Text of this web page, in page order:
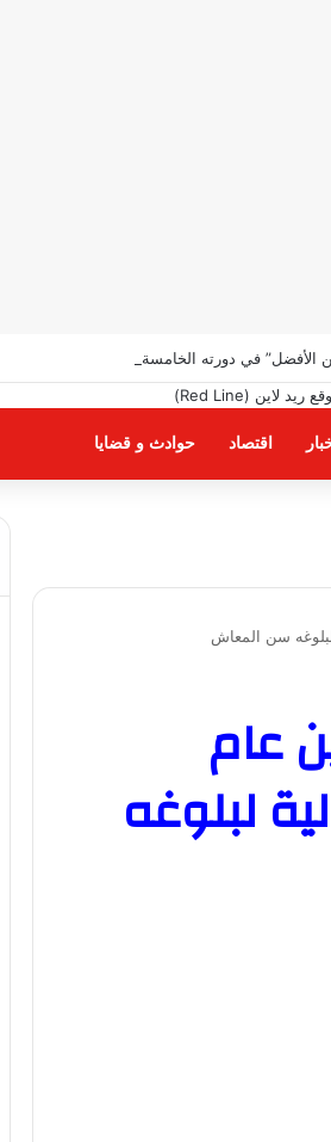
الأفضل” في دورته الخامسة
اقتصاد حوادث و قضايا
لبلوغه سن المعاش
عام
لبلوغه